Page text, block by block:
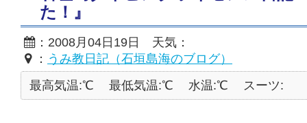
た！』
：2008月04日19日 天気：
： うみ教日記（石垣島海のブログ）
最高気温:℃
最低気温:℃ 水温:℃ スーツ: